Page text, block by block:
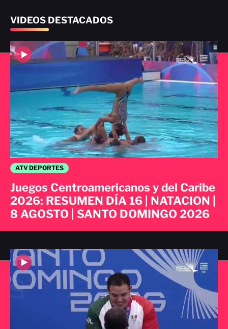
VIDEOS DESTACADOS
ATV DEPORTES
Juegos Centroamericanos y del Caribe
2026: RESUMEN DÍA 16 | NATACION |
8 AGOSTO | SANTO DOMINGO 2026